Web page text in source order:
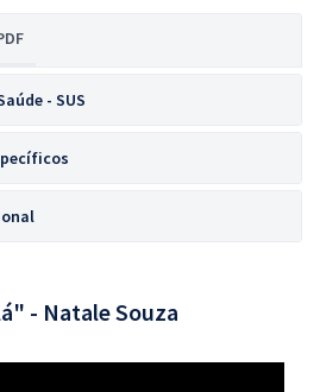
- SUS
- Natale Souza